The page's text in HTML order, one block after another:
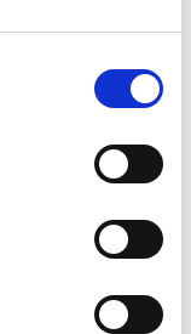
práce,
tj.